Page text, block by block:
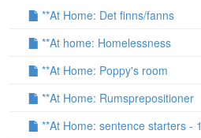
**At Home: Det finns/fanns
**At home: Homelessness
**At Home: Poppy's room
**At Home: Rumsprepositioner
**At Home: sentence starters - 1